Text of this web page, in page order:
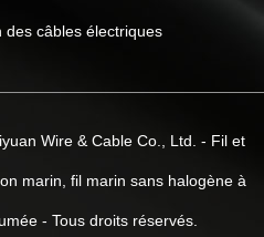
des câbles électriques
Wire & Cable Co., Ltd. - Fil et
marin, fil marin sans halogène à
- Tous droits réservés.